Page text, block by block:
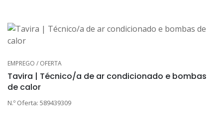
EMPREGO / OFERTA
Tavira | Técnico/a de ar condicionado e bombas
de calor
N.º Oferta: 589439309